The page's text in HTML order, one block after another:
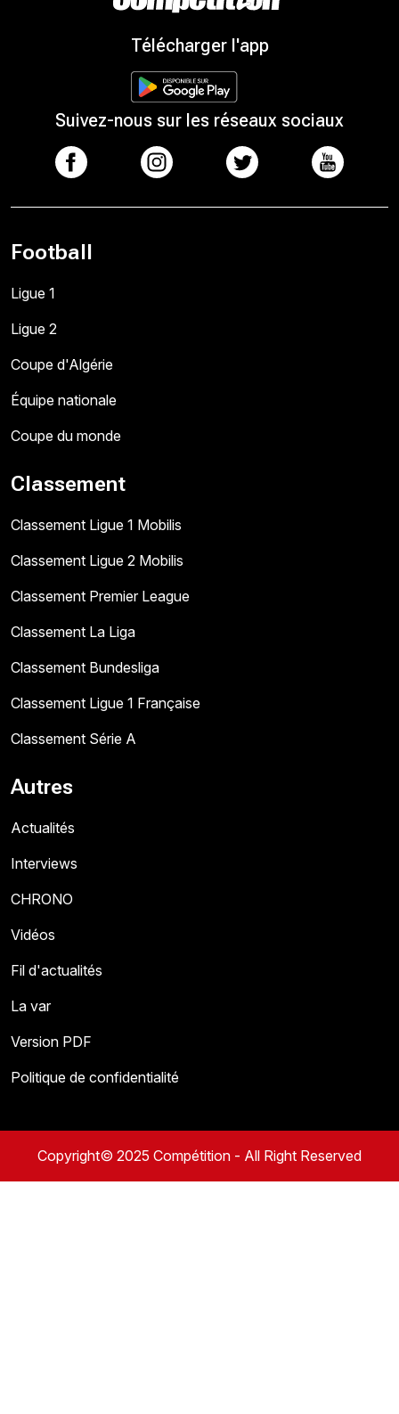
Télécharger l'app
Suivez-nous sur les réseaux sociaux
Football
Ligue 1
Ligue 2
Coupe d'Algérie
Équipe nationale
Coupe du monde
Classement
Classement Ligue 1 Mobilis
Classement Ligue 2 Mobilis
Classement Premier League
Classement La Liga
Classement Bundesliga
Classement Ligue 1 Française
Classement Série A
Autres
Actualités
Interviews
CHRONO
Vidéos
Fil d'actualités
La var
Version PDF
Politique de confidentialité
Copyright© 2025 Compétition - All Right Reserved